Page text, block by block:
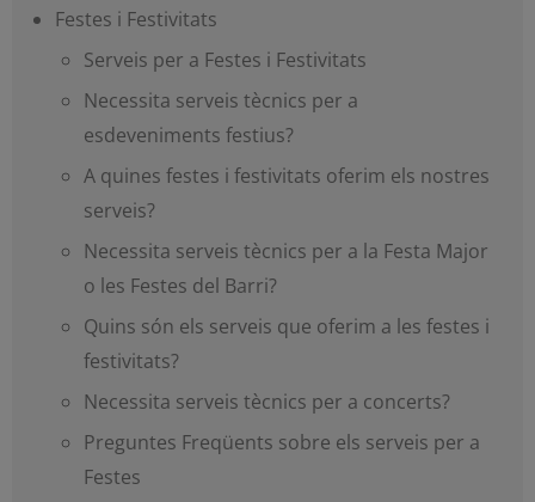
Festes i Festivitats
Serveis per a Festes i Festivitats
Necessita serveis tècnics per a
esdeveniments festius?
A quines festes i festivitats oferim els nostres
serveis?
Necessita serveis tècnics per a la Festa Major
o les Festes del Barri?
Quins són els serveis que oferim a les festes i
festivitats?
Necessita serveis tècnics per a concerts?
Preguntes Freqüents sobre els serveis per a
Festes